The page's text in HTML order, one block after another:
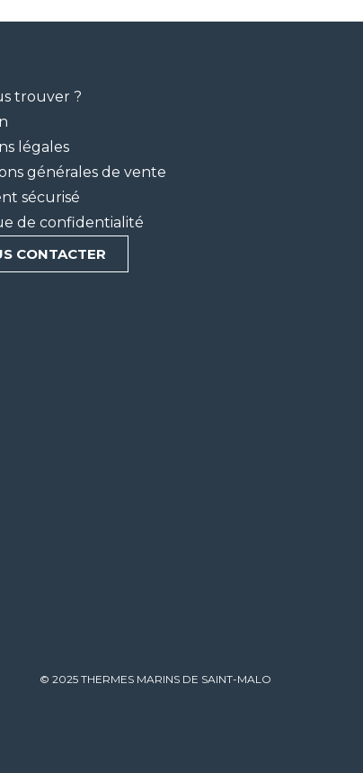
trouver ?
légales
générales de vente
sécurisé
de confidentialité
CONTACTER
© 2025 THERMES MARINS DE SAINT-MALO